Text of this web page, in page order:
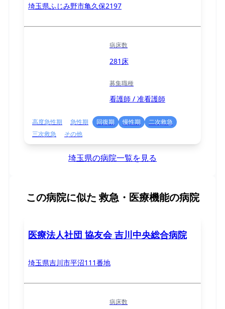
埼玉県ふじみ野市亀久保2197
病床数
281床
募集職種
看護師 / 准看護師
高度急性期 急性期 回復期 慢性期
二次救急
三次救急
その他
埼玉県の病院一覧を見る
この病院に似た 救急・医療機能の病院
医療法人社団 協友会 吉川中央総合病院
埼玉県吉川市平沼111番地
病床数